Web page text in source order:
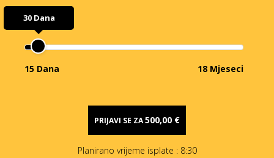
30 Dana
15 Dana 18 Mjeseci
PRIJAVI SE ZA500,00 €
Planirano vrijeme isplate : 8:30